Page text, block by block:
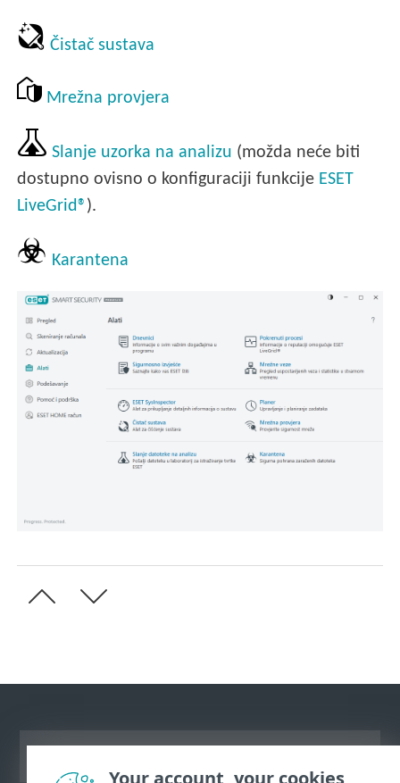
Čistač sustava
Mrežna provjera
Slanje uzorka na analizu (možda neće biti
dostupno ovisno o konfiguraciji funkcije ESET
LiveGrid® ).
Karantena
Your account, your cookies